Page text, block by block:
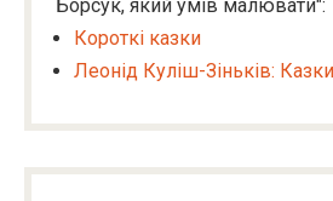
Борсук, який умів малювати":
Короткі казки
Леонід Куліш-Зіньків: Казки